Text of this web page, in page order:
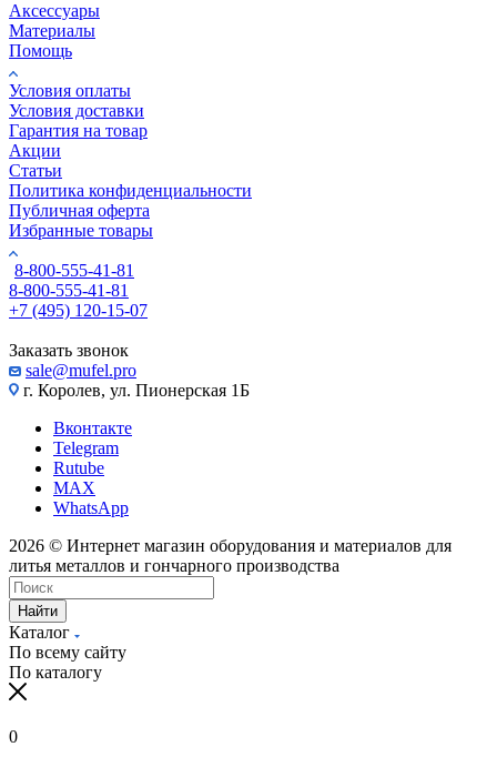
Аксессуары
Материалы
Помощь
Условия оплаты
Условия доставки
Гарантия на товар
Акции
Статьи
Политика конфиденциальности
Публичная оферта
Избранные товары
8-800-555-41-81
8-800-555-41-81
+7 (495) 120-15-07
Заказать звонок
sale@mufel.pro
г. Королев, ул. Пионерская 1Б
Вконтакте
Telegram
Rutube
MAX
WhatsApp
2026 © Интернет магазин оборудования и материалов для
литья металлов и гончарного производства
Найти
Каталог
По всему сайту
По каталогу
0